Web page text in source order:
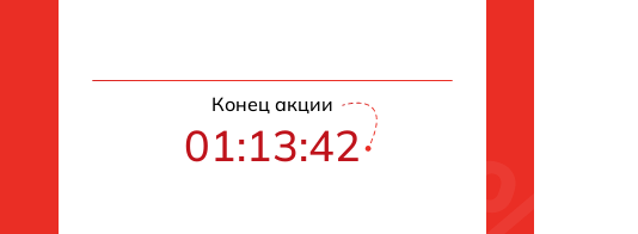
Конец акции
01:13:42